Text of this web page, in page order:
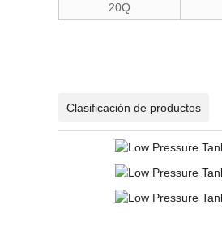
20Q
Clasificación de productos